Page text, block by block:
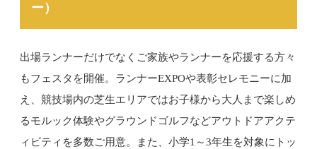
ー）
出場ランナーだけでなくご家族やランナーを応援する方々
もフェスタを開催。ランナーEXPOや表彰セレモニーに加
え、競技場内の芝生エリアではお子様から大人まで楽しめ
るモルック体験やグラウンドゴルフなどアウトドアアクテ
ィビティを多数ご用意。また、小学1～3年生を対象にトッ